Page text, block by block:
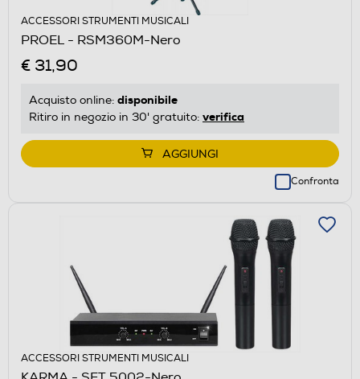
ACCESSORI STRUMENTI MUSICALI
PROEL - RSM360M-Nero
€ 31,90
Acquisto online: disponibile
Ritiro in negozio in 30' gratuito: verifica
AGGIUNGI
Confronta
ACCESSORI STRUMENTI MUSICALI